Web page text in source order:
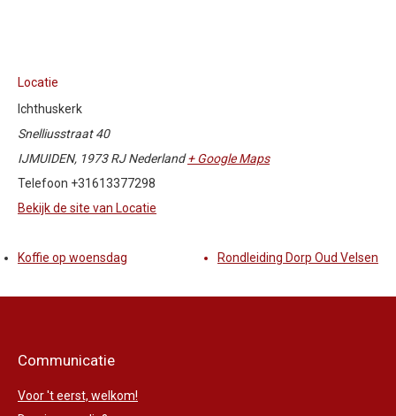
Locatie
Ichthuskerk
Snelliusstraat 40
IJMUIDEN, 1973 RJ Nederland + Google Maps
Telefoon +31613377298
Bekijk de site van Locatie
Koffie op woensdag Rondleiding Dorp Oud Velsen
Communicatie
Voor 't eerst, welkom!